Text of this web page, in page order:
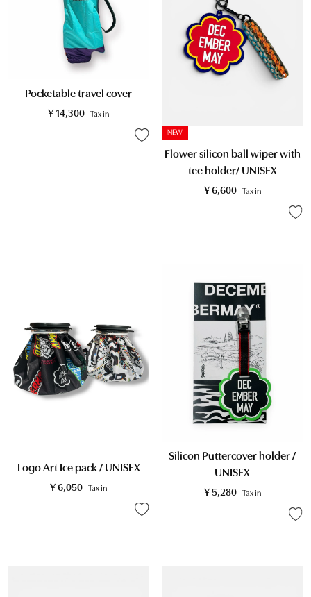
Pocketable travel cover
¥ 14,300 Tax in
NEW
Flower silicon ball wiper with
tee holder/ UNISEX
¥ 6,600 Tax in
Logo Art Ice pack / UNISEX
¥ 6,050 Tax in
Silicon Puttercover holder /
UNISEX
¥ 5,280 Tax in